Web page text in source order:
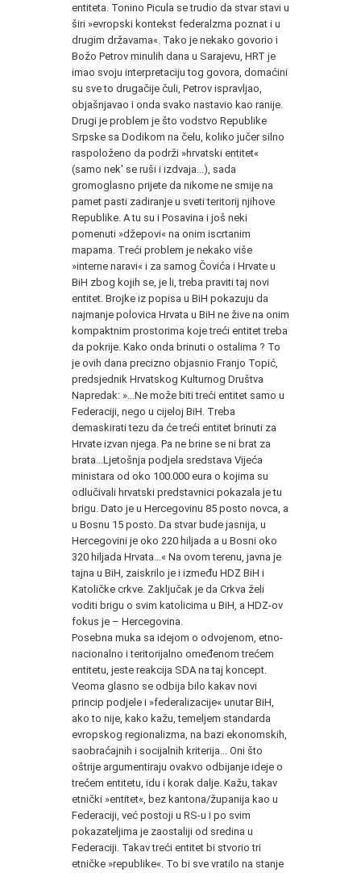
entiteta. Tonino Picula se trudio da stvar stavi u
širi »evropski kontekst federalzma poznat i u
drugim državama«. Tako je nekako govorio i
Božo Petrov minulih dana u Sarajevu, HRT je
imao svoju interpretaciju tog govora, domaćini
su sve to drugačije čuli, Petrov ispravljao,
objašnjavao i onda svako nastavio kao ranije.
Drugi je problem je što vodstvo Republike
Srpske sa Dodikom na čelu, koliko jučer silno
raspoloženo da podrži »hrvatski entitet«
(samo nek' se ruši i izdvaja...), sada
gromoglasno prijete da nikome ne smije na
pamet pasti zadiranje u sveti teritorij njihove
Republike. A tu su i Posavina i još neki
pomenuti »džepovi« na onim iscrtanim
mapama. Treći problem je nekako više
»interne naravi« i za samog Čovića i Hrvate u
BiH zbog kojih se, je li, treba praviti taj novi
entitet. Brojke iz popisa u BiH pokazuju da
najmanje polovica Hrvata u BiH ne žive na onim
kompaktnim prostorima koje treći entitet treba
da pokrije. Kako onda brinuti o ostalima ? To
je ovih dana precizno objasnio Franjo Topić,
predsjednik Hrvatskog Kulturnog Društva
Napredak: »...Ne može biti treći entitet samo u
Federaciji, nego u cijeloj BiH. Treba
demaskirati tezu da će treći entitet brinuti za
Hrvate izvan njega. Pa ne brine se ni brat za
brata...Ljetošnja podjela sredstava Vijeća
ministara od oko 100.000 eura o kojima su
odlučivali hrvatski predstavnici pokazala je tu
brigu. Dato je u Hercegovinu 85 posto novca, a
u Bosnu 15 posto. Da stvar bude jasnija, u
Hercegovini je oko 220 hiljada a u Bosni oko
320 hiljada Hrvata...« Na ovom terenu, javna je
tajna u BiH, zaiskrilo je i između HDZ BiH i
Katoličke crkve. Zaključak je da Crkva želi
voditi brigu o svim katolicima u BiH, a HDZ-ov
fokus je – Hercegovina.
Posebna muka sa idejom o odvojenom, etno-
nacionalno i teritorijalno omeđenom trećem
entitetu, jeste reakcija SDA na taj koncept.
Veoma glasno se odbija bilo kakav novi
princip podjele i »federalizacije« unutar BiH,
ako to nije, kako kažu, temeljem standarda
evropskog regionalizma, na bazi ekonomskih,
saobraćajnih i socijalnih kriterija... Oni što
oštrije argumentiraju ovakvo odbijanje ideje o
trećem entitetu, idu i korak dalje. Kažu, takav
etnički »entitet«, bez kantona/županija kao u
Federaciji, već postoji u RS-u i po svim
pokazateljima je zaostaliji od sredina u
Federaciji. Takav treći entitet bi stvorio tri
etničke »republike«. To bi sve vratilo na stanje